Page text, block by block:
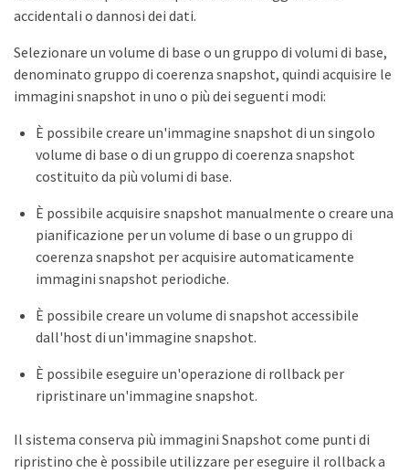
accidentali o dannosi dei dati.
Selezionare un volume di base o un gruppo di volumi di base,
denominato gruppo di coerenza snapshot, quindi acquisire le
immagini snapshot in uno o più dei seguenti modi:
È possibile creare un'immagine snapshot di un singolo
volume di base o di un gruppo di coerenza snapshot
costituito da più volumi di base.
È possibile acquisire snapshot manualmente o creare una
pianificazione per un volume di base o un gruppo di
coerenza snapshot per acquisire automaticamente
immagini snapshot periodiche.
È possibile creare un volume di snapshot accessibile
dall'host di un'immagine snapshot.
È possibile eseguire un'operazione di rollback per
ripristinare un'immagine snapshot.
Il sistema conserva più immagini Snapshot come punti di
ripristino che è possibile utilizzare per eseguire il rollback a